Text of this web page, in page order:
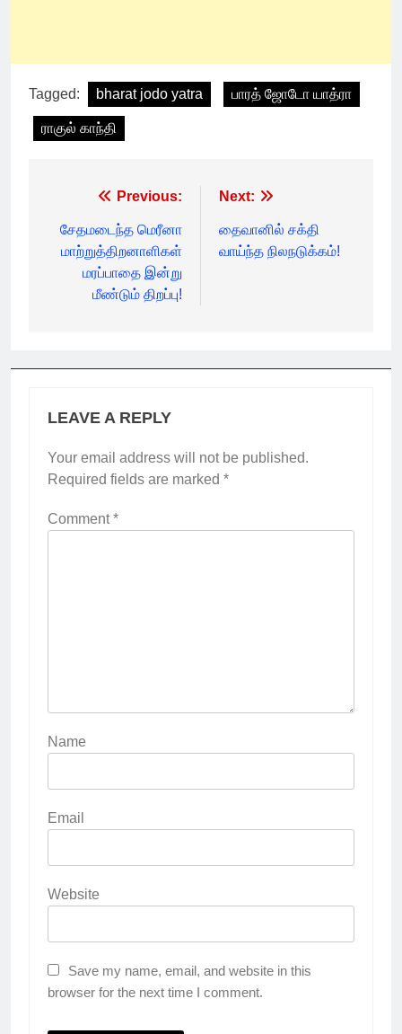
Tagged: bharat jodo yatra பாரத் ஜோடோ யாத்ரா
ராகுல் காந்தி
navigation
Previous:
சேதமடைந்த மெரீனா
மாற்றுத்திறனாளிகள்
மரப்பாதை இன்று
மீண்டும் திறப்பு!
Next:
தைவானில் சக்தி
வாய்ந்த நிலநடுக்கம்!
LEAVE A REPLY
Your email address will not be published.
Required fields are marked *
Comment*
Name
Email
Website
Save my name, email, and website in this
browser for the next time I comment.